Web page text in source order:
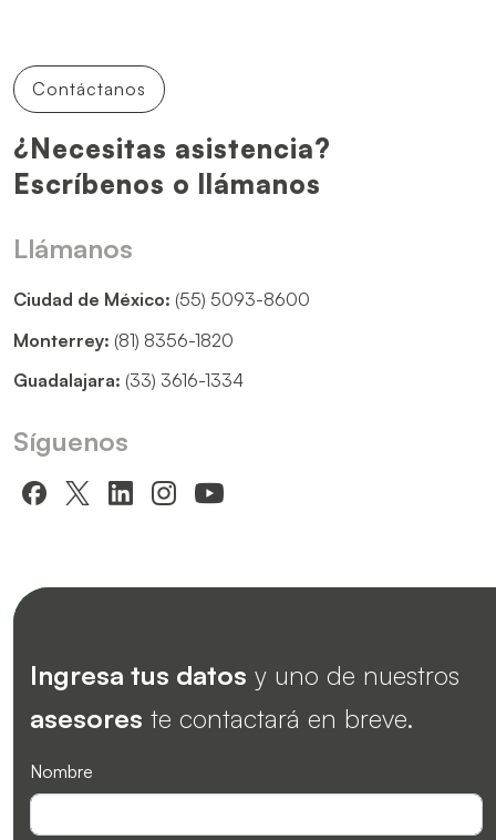
Contáctanos
¿Necesitas asistencia?
Escríbenos o llámanos
Llámanos
Ciudad de México: (55) 5093-8600
Monterrey: (81) 8356-1820
Guadalajara: (33) 3616-1334
Síguenos
Ingresa tus datos y uno de nuestros
asesores te contactará en breve.
Nombre